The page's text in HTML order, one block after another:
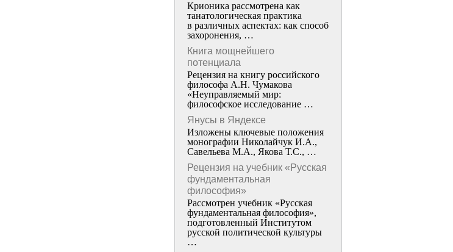
Крионика рассмотрена как
танатологическая практика
в различных аспектах: как способ
захоронения, …
Книга мощнейшего
потенциала
Рецензия на книгу российского
философа А.Н. Чумакова
«Неуправляемый мир:
философское исследование …
Янусы в Яндексе
Изложены ключевые положения
монографии Николайчук И.А.,
Савельева М.А., Якова Т.С., …
Рецензия на учебник «Русская
фундаментальная
философия»
Рассмотрен учебник «Русская
фундаментальная философия»,
подготовленный Институтом
русской политической культуры
…